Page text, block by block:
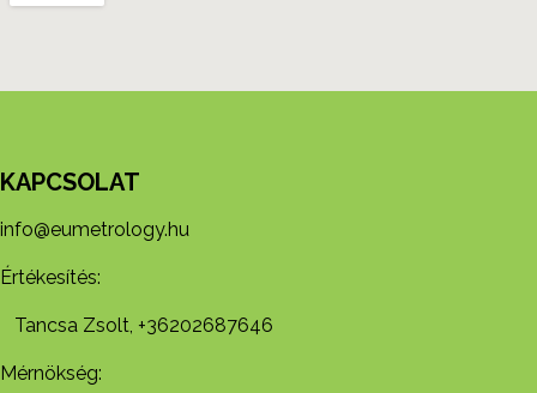
KAPCSOLAT
info@eumetrology.hu
Értékesítés:
Tancsa Zsolt, +36202687646
Mérnökség: